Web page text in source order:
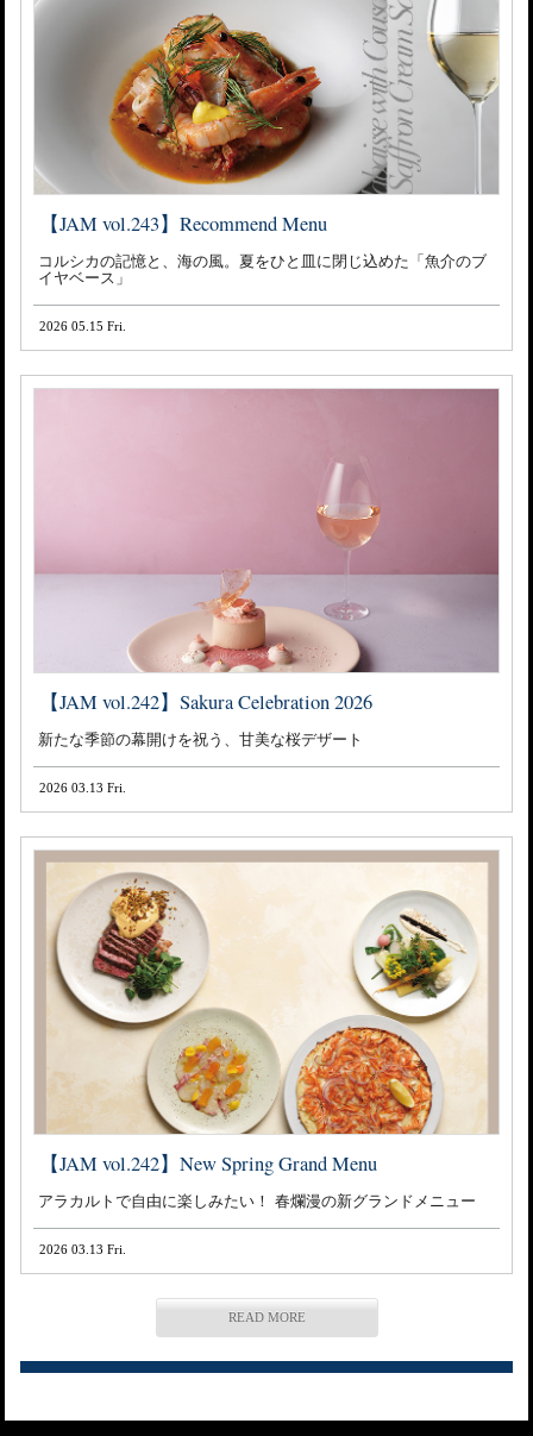
【JAM vol.243】Recommend Menu
コルシカの記憶と、海の風。夏をひと皿に閉じ込めた「魚介のブ
イヤベース」
2026 05.15 Fri.
【JAM vol.242】Sakura Celebration 2026
新たな季節の幕開けを祝う、甘美な桜デザート
2026 03.13 Fri.
【JAM vol.242】New Spring Grand Menu
アラカルトで自由に楽しみたい！ 春爛漫の新グランドメニュー
2026 03.13 Fri.
READ MORE